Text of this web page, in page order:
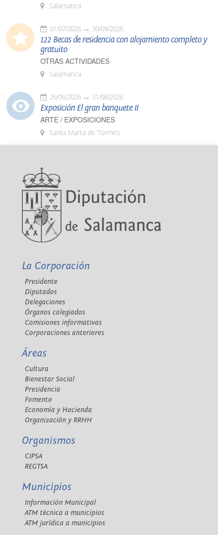
Salamanca
01/07/2026 30/09/2026
122 Becas de residencia con alojamiento completo y
gratuito
OTRAS ACTIVIDADES
Salamanca
26/06/2026 31/08/2026
Exposición El gran banquete II
ARTE / EXPOSICIONES
Santa Marta de Tormes
La Corporación
Presidente
Diputados
Delegaciones
Órganos colegiados
Comisiones informativas
Corporaciones anteriores
Áreas
Cultura
Bienestar Social
Presidencia
Fomento
Economía y Hacienda
Organización y RRHH
Organismos
CIPSA
REGTSA
Municipios
Información Municipal
ATM técnica a municipios
ATM jurídica a municipios